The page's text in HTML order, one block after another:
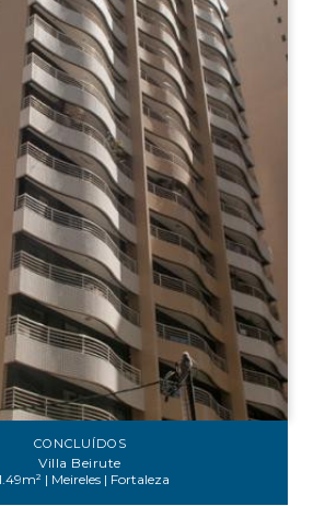
CONCLUÍDOS
Villa Beirute
| Meireles | Fortaleza